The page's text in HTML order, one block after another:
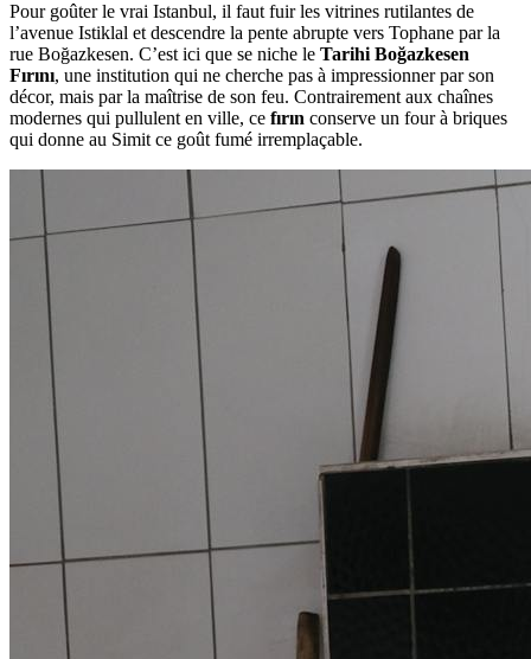
Pour goûter le vrai Istanbul, il faut fuir les vitrines rutilantes de
l’avenue Istiklal et descendre la pente abrupte vers Tophane par la
rue Boğazkesen. C’est ici que se niche le Tarihi Boğazkesen
Fırını, une institution qui ne cherche pas à impressionner par son
décor, mais par la maîtrise de son feu. Contrairement aux chaînes
modernes qui pullulent en ville, ce fırın conserve un four à briques
qui donne au Simit ce goût fumé irremplaçable.